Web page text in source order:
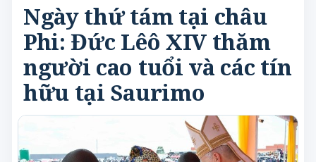
Ngày thứ tám tại châu
Phi: Đức Lêô XIV thăm
người cao tuổi và các tín
hữu tại Saurimo